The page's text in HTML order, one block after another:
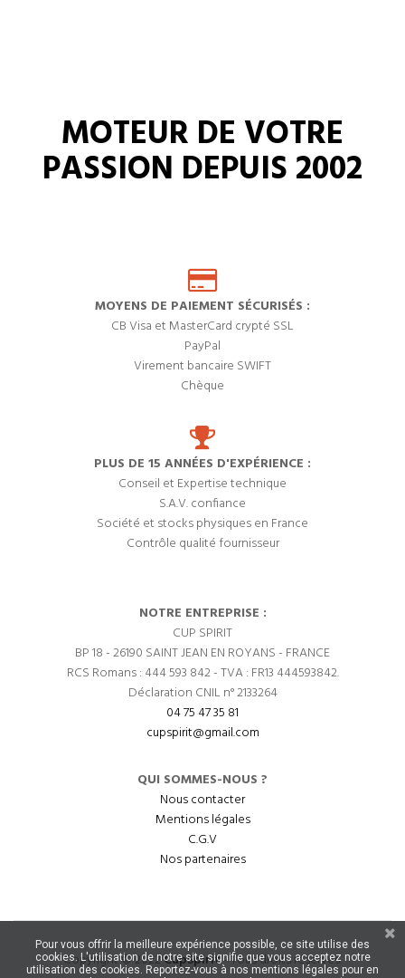
MOTEUR DE VOTRE
PASSION DEPUIS 2002
MOYENS DE PAIEMENT SÉCURISÉS :
CB Visa et MasterCard crypté SSL
PayPal
Virement bancaire SWIFT
Chèque
PLUS DE 15 ANNÉES D'EXPÉRIENCE :
Conseil et Expertise technique
S.A.V. confiance
Société et stocks physiques en France
Contrôle qualité fournisseur
NOTRE ENTREPRISE :
CUP SPIRIT
BP 18 - 26190 SAINT JEAN EN ROYANS - FRANCE
RCS Romans : 444 593 842 - TVA : FR13 444593842.
Déclaration CNIL n° 2133264
04 75 47 35 81
cupspirit@gmail.com
QUI SOMMES-NOUS ?
Nous contacter
Mentions légales
C.G.V
Nos partenaires
Copyright © 2022CupSpirit- Tous droits réservés.
Pour vous offrir la meilleure expérience possible, ce site utilise des
cookies. L'utilisation de notre site signifie que vous acceptez notre
utilisation des cookies. Reportez-vous à nos mentions légales pour en